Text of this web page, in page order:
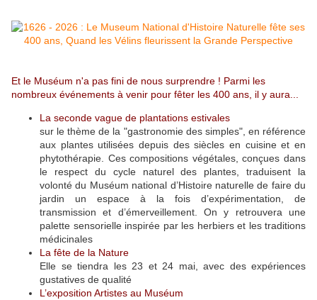
Et le Muséum n'a pas fini de nous surprendre ! Parmi les
nombreux événements à venir pour fêter les 400 ans, il y aura...
La seconde vague de plantations estivales
sur le thème de la "gastronomie des simples", en référence
aux plantes utilisées depuis des siècles en cuisine et en
phytothérapie. Ces compositions végétales, conçues dans
le respect du cycle naturel des plantes, traduisent la
volonté du Muséum national d’Histoire naturelle de faire du
jardin un espace à la fois d’expérimentation, de
transmission et d’émerveillement. On y retrouvera une
palette sensorielle inspirée par les herbiers et les traditions
médicinales
La fête de la Nature
Elle se tiendra les 23 et 24 mai, avec des expériences
gustatives de qualité
L’exposition Artistes au Muséum